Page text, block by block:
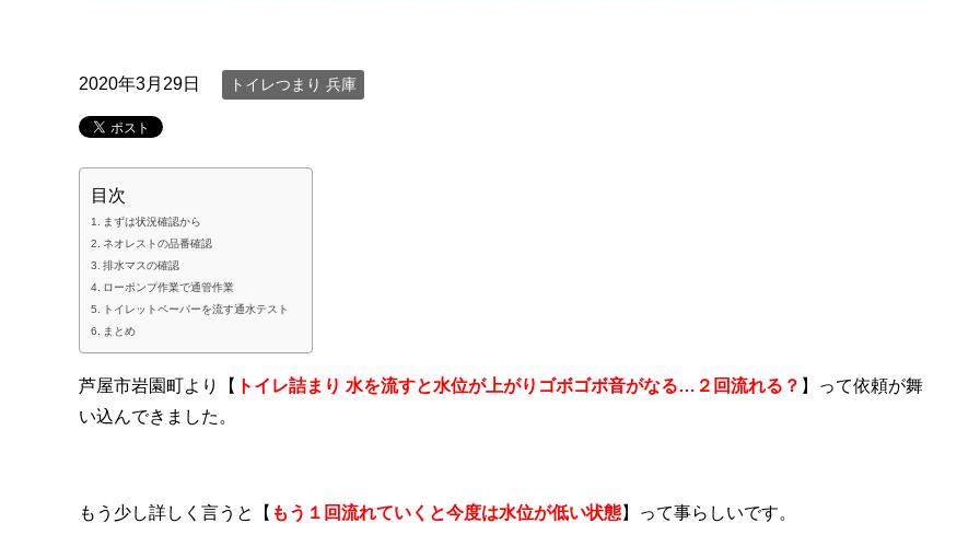
2020年3月29日 トイレつまり 兵庫
目次
まずは状況確認から
ネオレストの品番確認
排水マスの確認
ローポンプ作業で通管作業
トイレットペーパーを流す通水テスト
まとめ
芦屋市岩園町より【 トイレ詰まり 水を流すと水位が上がりゴボゴボ音がなる…２回流れる？ 】って依頼が舞
い込んできました。
もう少し詳しく言うと【 もう１回流れていくと今度は水位が低い状態】って事らしいです。